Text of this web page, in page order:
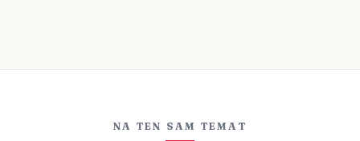
NA TEN SAM TEMAT